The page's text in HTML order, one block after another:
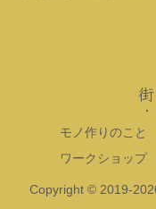
モノ作りのこと
ワークショップ
Copyright © 2019-